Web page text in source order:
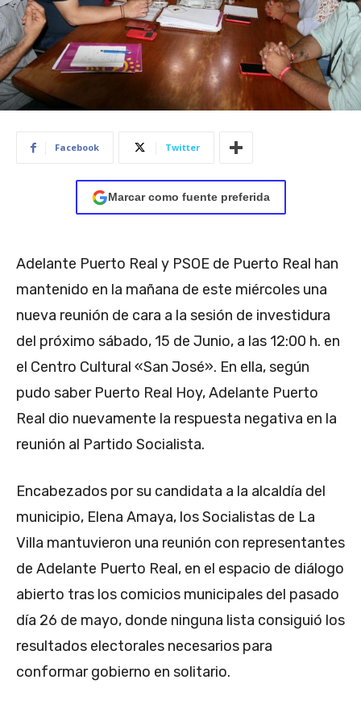
Facebook Twitter
Marcar como fuente preferida
Adelante Puerto Real y PSOE de Puerto Real han
mantenido en la mañana de este miércoles una
nueva reunión de cara a la sesión de investidura
del próximo sábado, 15 de Junio, a las 12:00 h. en
el Centro Cultural «San José». En ella, según
pudo saber Puerto Real Hoy, Adelante Puerto
Real dio nuevamente la respuesta negativa en la
reunión al Partido Socialista.
Encabezados por su candidata a la alcaldía del
municipio, Elena Amaya, los Socialistas de La
Villa mantuvieron una reunión con representantes
de Adelante Puerto Real, en el espacio de diálogo
abierto tras los comicios municipales del pasado
día 26 de mayo, donde ninguna lista consiguió los
resultados electorales necesarios para
conformar gobierno en solitario.